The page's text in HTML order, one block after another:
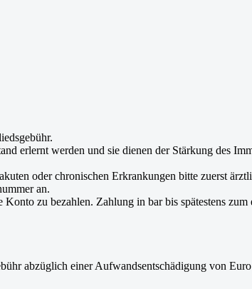
erlernt werden und sie dienen der Stärkung des
oder chronischen Erkrankungen bitte zuerst
an.
zu bezahlen. Zahlung in bar bis spätestens
abzüglich einer Aufwandsentschädigung von